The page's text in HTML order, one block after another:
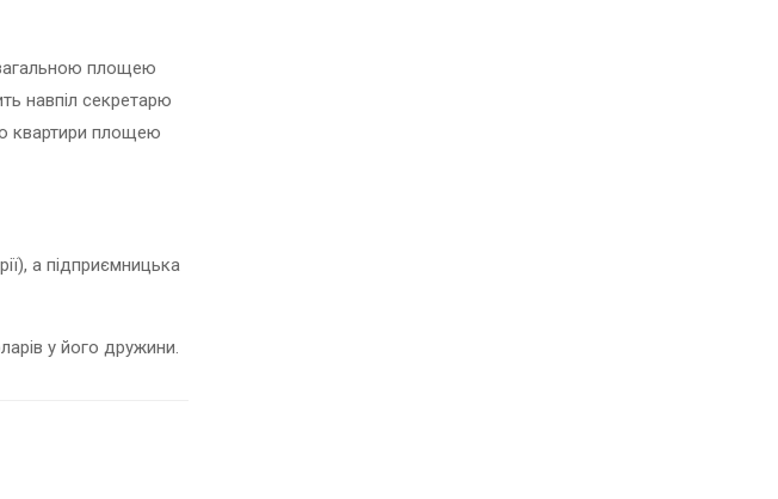
площею
навпіл секретарю
квартири площею
а підприємницька
у його дружини.